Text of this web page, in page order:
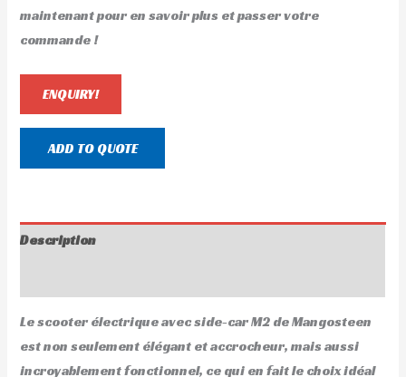
maintenant pour en savoir plus et passer votre
commande !
ENQUIRY!
ADD TO QUOTE
Description
Le scooter électrique avec side-car M2 de Mangosteen
est non seulement élégant et accrocheur, mais aussi
incroyablement fonctionnel, ce qui en fait le choix idéal